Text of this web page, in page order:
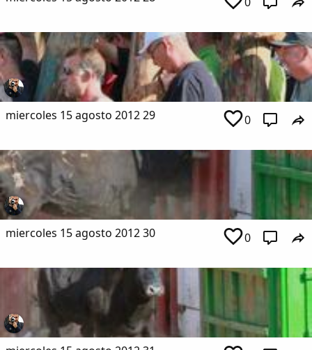
miercoles 15 agosto 2012 29 0
miercoles 15 agosto 2012 30 0